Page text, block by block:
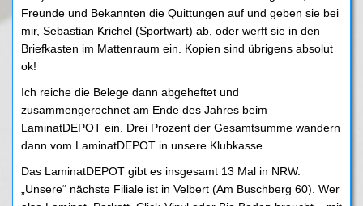
Freunde und Bekannten die Quittungen auf und geben sie bei
mir, Sebastian Krichel (Sportwart) ab, oder werft sie in den
Briefkasten im Mattenraum ein. Kopien sind übrigens absolut
ok!
Ich reiche die Belege dann abgeheftet und
zusammengerechnet am Ende des Jahres beim
LaminatDEPOT ein. Drei Prozent der Gesamtsumme wandern
dann vom LaminatDEPOT in unsere Klubkasse.
Das LaminatDEPOT gibt es insgesamt 13 Mal in NRW.
„Unsere“ nächste Filiale ist in Velbert (Am Buschberg 60). Wer